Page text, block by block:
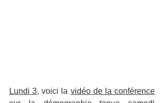
Lundi 3, voici la vidéo de la conférence